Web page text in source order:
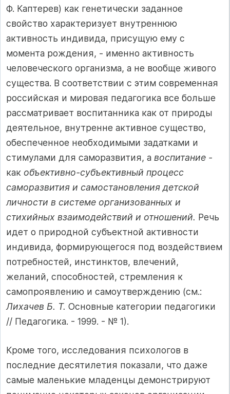
Ф. Каптерев) как генетически заданное
свойство характеризует внутреннюю
активность индивида, присущую ему с
момента рождения, - именно активность
человеческого организма, а не вообще живого
существа. В соответствии с этим современная
российская и мировая педагогика все больше
рассматривает воспитанника как от природы
деятельное, внутренне активное существо,
обеспеченное необходимыми задатками и
стимулами для саморазвития, а воспитание -
как объективно-субъективный процесс
саморазвития и самостановления детской
личности в системе организованных и
стихийных взаимодействий и отношений. Речь
идет о природной субъектной активности
индивида, формирующегося под воздействием
потребностей, инстинктов, влечений,
желаний, способностей, стремления к
самопроявлению и самоутверждению (см.:
Лихачев Б. Т. Основные категории педагогики
// Педагогика. - 1999. - № 1).
Кроме того, исследования психологов в
последние десятилетия показали, что даже
самые маленькие младенцы демонстрируют